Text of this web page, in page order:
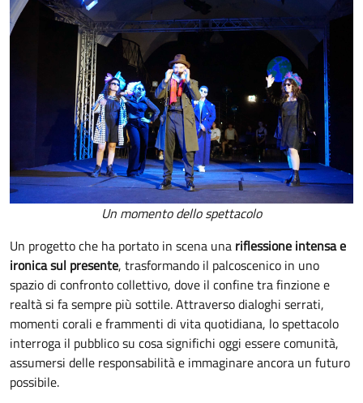
Un momento dello spettacolo
Un progetto che ha portato in scena una riflessione intensa e
ironica sul presente, trasformando il palcoscenico in uno
spazio di confronto collettivo, dove il confine tra finzione e
realtà si fa sempre più sottile. Attraverso dialoghi serrati,
momenti corali e frammenti di vita quotidiana, lo spettacolo
interroga il pubblico su cosa significhi oggi essere comunità,
assumersi delle responsabilità e immaginare ancora un futuro
possibile.